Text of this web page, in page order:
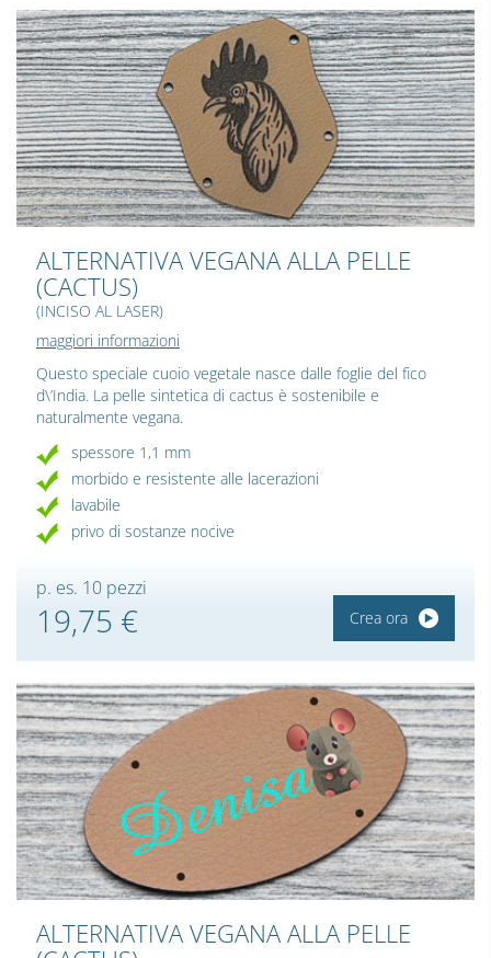
ALTERNATIVA VEGANA ALLA PELLE
(CACTUS)
(INCISO AL LASER)
maggiori informazioni
Questo speciale cuoio vegetale nasce dalle foglie del fico
d\’India. La pelle sintetica di cactus è sostenibile e
naturalmente vegana.
spessore 1,1 mm
morbido e resistente alle lacerazioni
lavabile
privo di sostanze nocive
p. es. 10 pezzi
19,75 € Crea ora
ALTERNATIVA VEGANA ALLA PELLE